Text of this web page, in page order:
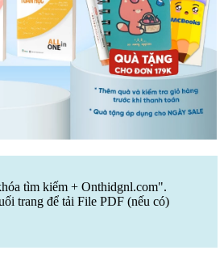
tìm kiếm + Onthidgnl.com".
trang để tải File PDF (nếu có)